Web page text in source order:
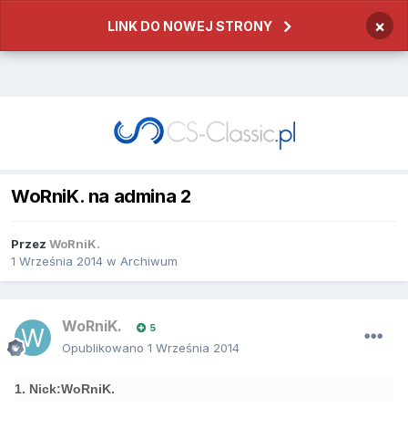
LINK DO NOWEJ STRONY ×
WoRniK. na admina 2
Przez WoRniK.
1 Września 2014 w Archiwum
WoRniK. 5
Opublikowano 1 Września 2014
1. Nick:WoRniK.